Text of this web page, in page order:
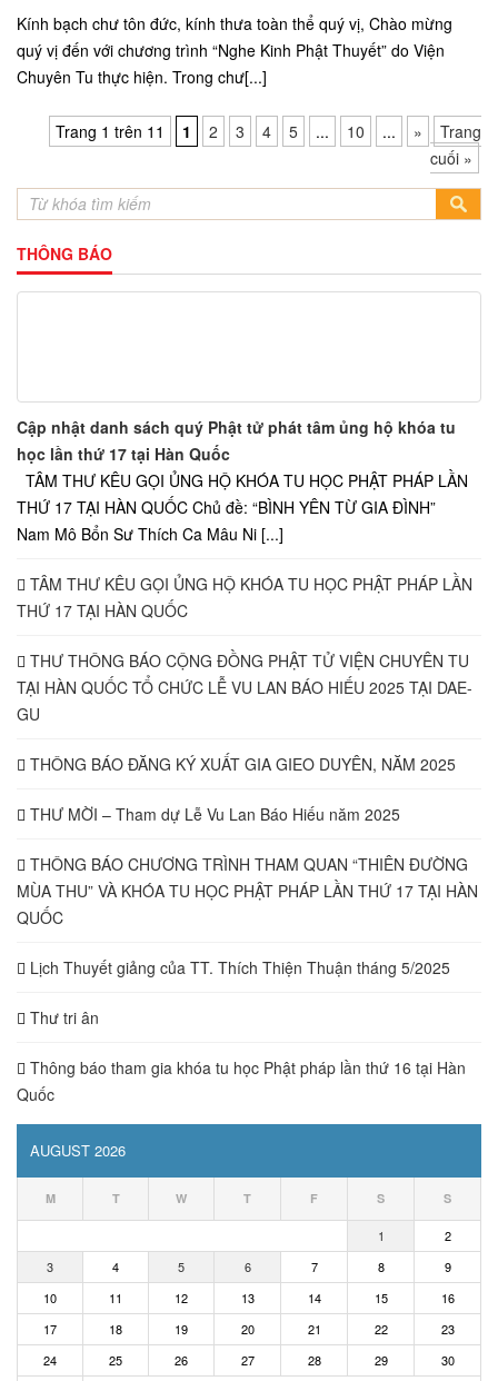
Kính bạch chư tôn đức, kính thưa toàn thể quý vị, Chào mừng
quý vị đến với chương trình “Nghe Kinh Phật Thuyết” do Viện
Chuyên Tu thực hiện. Trong chư[...]
Trang 1 trên 11 1 2 3 4 5 ... 10 ... »
Trang
cuối »
THÔNG BÁO
Cập nhật danh sách quý Phật tử phát tâm ủng hộ khóa tu
học lần thứ 17 tại Hàn Quốc
TÂM THƯ KÊU GỌI ỦNG HỘ KHÓA TU HỌC PHẬT PHÁP LẦN
THỨ 17 TẠI HÀN QUỐC Chủ đề: “BÌNH YÊN TỪ GIA ĐÌNH”
Nam Mô Bổn Sư Thích Ca Mâu Ni [...]
TÂM THƯ KÊU GỌI ỦNG HỘ KHÓA TU HỌC PHẬT PHÁP LẦN
THỨ 17 TẠI HÀN QUỐC
THƯ THÔNG BÁO CỘNG ĐỒNG PHẬT TỬ VIỆN CHUYÊN TU
TẠI HÀN QUỐC TỔ CHỨC LỄ VU LAN BÁO HIẾU 2025 TẠI DAE-
GU
THÔNG BÁO ĐĂNG KÝ XUẤT GIA GIEO DUYÊN, NĂM 2025
THƯ MỜI – Tham dự Lễ Vu Lan Báo Hiếu năm 2025
THÔNG BÁO CHƯƠNG TRÌNH THAM QUAN “THIÊN ĐƯỜNG
MÙA THU” VÀ KHÓA TU HỌC PHẬT PHÁP LẦN THỨ 17 TẠI HÀN
QUỐC
Lịch Thuyết giảng của TT. Thích Thiện Thuận tháng 5/2025
Thư tri ân
Thông báo tham gia khóa tu học Phật pháp lần thứ 16 tại Hàn
Quốc
AUGUST 2026
M T W T F S S
1
2
3
4 5 6 7 8
9
10
11 12 13 14 15
16
17
18 19 20 21 22
23
24
25 26 27 28 29
30